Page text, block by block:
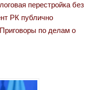
перестройка без
РК публично
по делам о